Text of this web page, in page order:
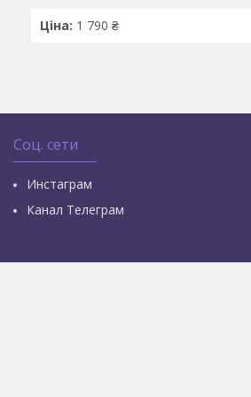
Ціна: 1 790 ₴
Соц. сети
Инстаграм
Канал Телеграм